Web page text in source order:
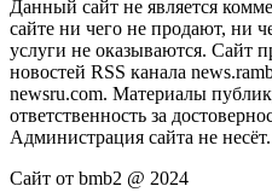
Данный сайт не является
сайте ни чего не продают, ни
услуги не оказываются. Сайт
новостей RSS канала
newsru.com. Материалы
ответственность за
Администрация сайта не несёт.
Сайт от bmb2 @ 2024